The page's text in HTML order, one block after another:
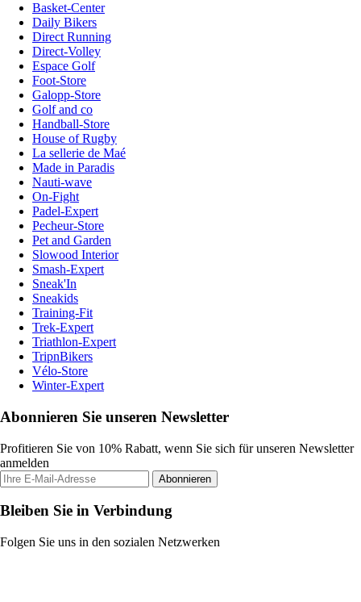
Basket-Center
Daily Bikers
Direct Running
Direct-Volley
Espace Golf
Foot-Store
Galopp-Store
Golf and co
Handball-Store
House of Rugby
La sellerie de Maé
Made in Paradis
Nauti-wave
On-Fight
Padel-Expert
Pecheur-Store
Pet and Garden
Slowood Interior
Smash-Expert
Sneak'In
Sneakids
Training-Fit
Trek-Expert
Triathlon-Expert
TripnBikers
Vélo-Store
Winter-Expert
Abonnieren Sie unseren Newsletter
Profitieren Sie von 10% Rabatt, wenn Sie sich für unseren Newsletter
anmelden
Abonnieren
Bleiben Sie in Verbindung
Folgen Sie uns in den sozialen Netzwerken